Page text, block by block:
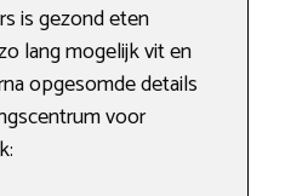
is gezond eten
lang mogelijk vit en
opgesomde details
voor